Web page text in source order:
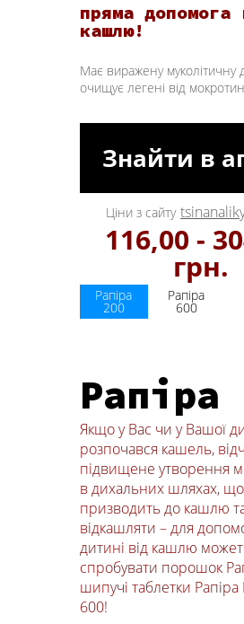
пряма допомога
кашлю!
Має виражену муколітичну
очищує легені від
Знайти в
Ціни з сайту
116,00 -
грн.
Рапіра
200
Рапіра
600
Рапіра
Якщо у Вас чи у Вашої
розпочався кашель,
підвищене утворення
в дихальних шляхах, що
призводить до кашлю
відкашляти – для
дитині від кашлю
спробувати порошок
шипучі таблетки
600!